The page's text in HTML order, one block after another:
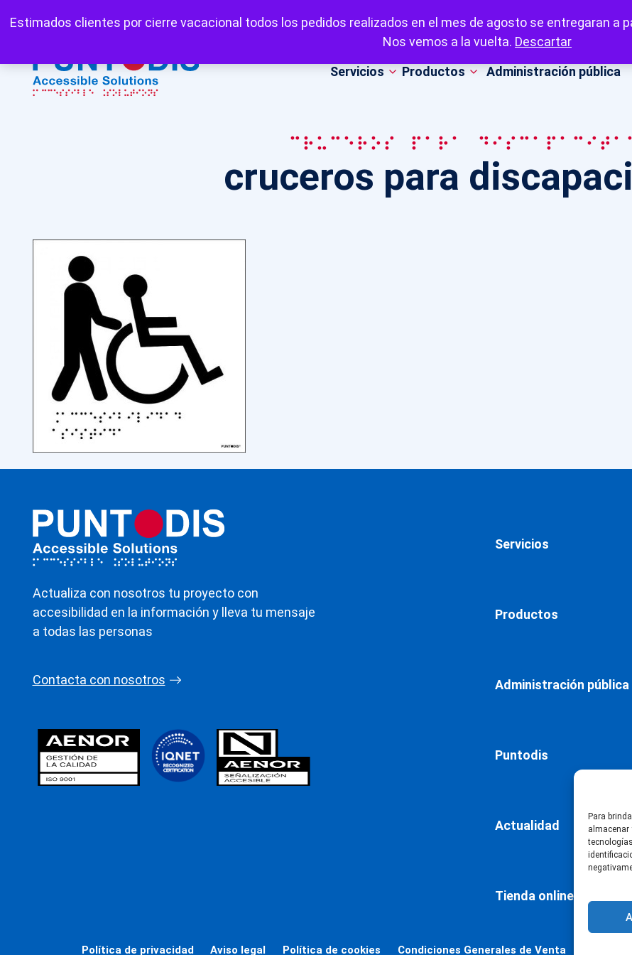
Para
almacenar
Estimados clientes por cierre vacacional todos los pedidos realizados en el mes de agosto se entregaran a
Nos vemos a la vuelta. Descartar
Mi cuenta Carrito Favoritos
Servicios Productos Administración pública
cruceros para
cruceros para
Actualiza con nosotros tu proyecto con
accesibilidad en la información y lleva tu mensaje
a todas las personas
Contacta con nosotros
Servicios
Productos
Administración pública
Puntodis
Actualidad
Tienda online
Política de privacidad Aviso legal Política de cookies Condiciones Generales de Venta